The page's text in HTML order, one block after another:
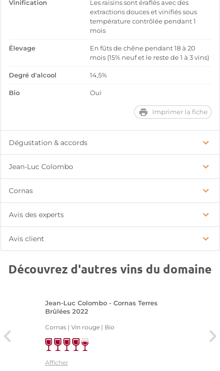
Vinification
Les raisins sont éraflés avec des
extractions douces et vinifiés sous
température contrôlée pendant 1
mois
Élevage
En fûts de chêne pendant 18 à 20
mois (15% neuf et le reste de 1 à 3 vins)
Degré d'alcool 14,5%
Bio Oui
Imprimer la fiche
Dégustation & accords
Jean-Luc Colombo
Cornas
Avis des experts
Avis client
Découvrez d'autres vins du domaine
Jean-Luc Colombo - Cornas Terres
Brûlées 2022
Cornas | Vin rouge| Bio
Afficher